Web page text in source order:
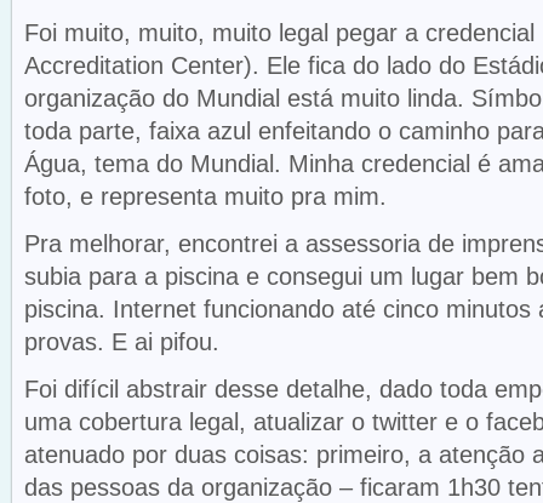
Foi muito, muito, muito legal pegar a
Accreditation Center). Ele fica do lado do
organização do Mundial está muito linda.
toda parte, faixa azul enfeitando o caminho
Água, tema do Mundial. Minha credencial é
foto, e representa muito pra mim.
Pra melhorar, encontrei a assessoria de
subia para a piscina e consegui um lugar bem
piscina. Internet funcionando até cinco minutos
provas. E ai pifou.
Foi difícil abstrair desse detalhe, dado toda
uma cobertura legal, atualizar o twitter e o
atenuado por duas coisas: primeiro, a atenção
das pessoas da organização – ficaram 1h30